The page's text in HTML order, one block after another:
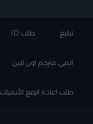
تبليغ طلب ID
انمي مترجم اون لاين
طلب اعادة الرفع الأنميات